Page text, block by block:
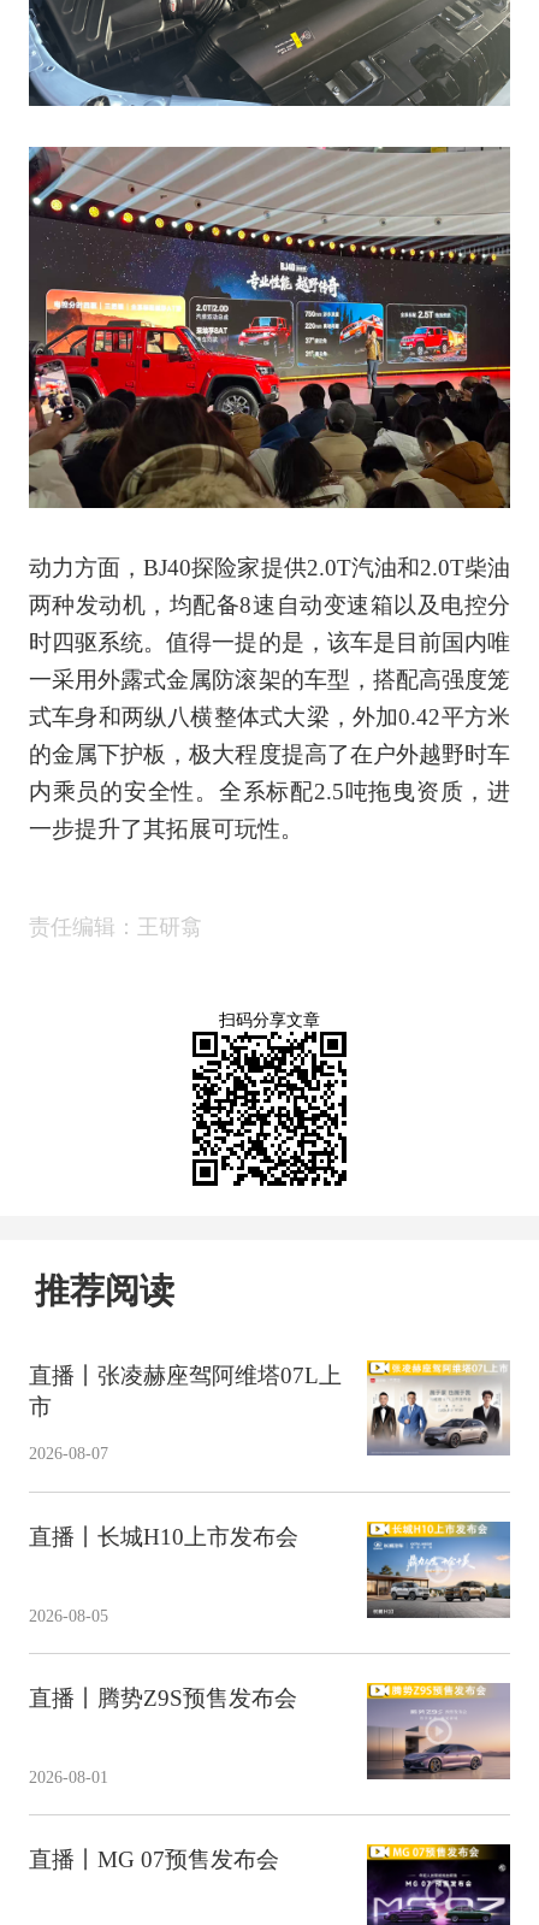
动力方面，BJ40探险家提供2.0T汽油和2.0T柴油
两种发动机，均配备8速自动变速箱以及电控分
时四驱系统。值得一提的是，该车是目前国内唯
一采用外露式金属防滚架的车型，搭配高强度笼
式车身和两纵八横整体式大梁，外加0.42平方米
的金属下护板，极大程度提高了在户外越野时车
内乘员的安全性。全系标配2.5吨拖曳资质，进
一步提升了其拓展可玩性。
责任编辑：王研翕
扫码分享文章
推荐阅读
直播丨张凌赫座驾阿维塔07L上
市
2026-08-07
直播丨长城H10上市发布会
2026-08-05
直播丨腾势Z9S预售发布会
2026-08-01
直播丨MG 07预售发布会